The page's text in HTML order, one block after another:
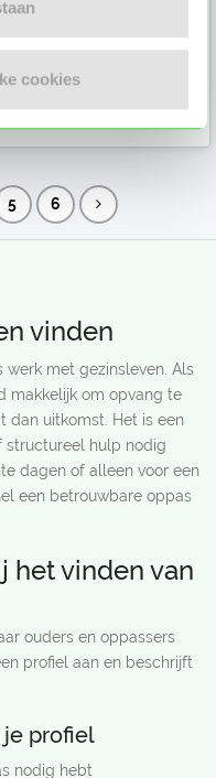
cookies
5 6
vinden
werk met gezinsleven. Als
makkelijk om opvang te
dan uitkomst. Het is een
structureel hulp nodig
dagen of alleen voor een
een betrouwbare oppas
het vinden van
ouders en oppassers
profiel aan en beschrijft
profiel
nodig hebt